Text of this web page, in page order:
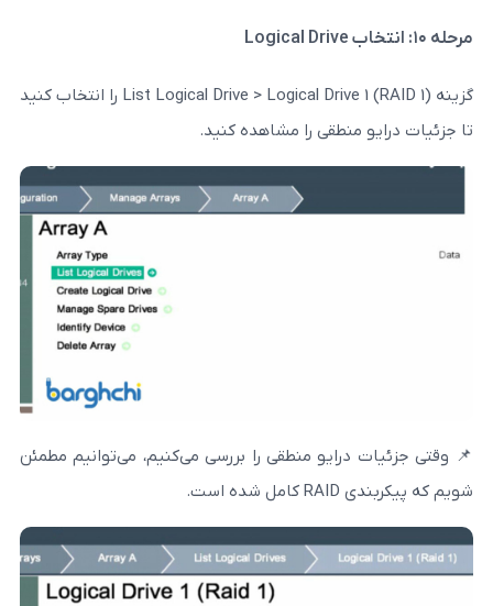
گزینه List Logical Drive > Logical Drive 1 (RAID 1) را انتخاب کنید
را مشاهده کنید.
منطقی را بررسی می‌کنیم، می‌توانیم مطمئن